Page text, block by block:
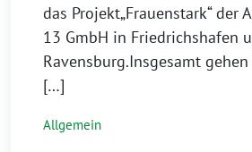
das Projekt„Frauenstark“ der
13 GmbH in Friedrichshafen
Ravensburg.Insgesamt
[…]
Allgemein